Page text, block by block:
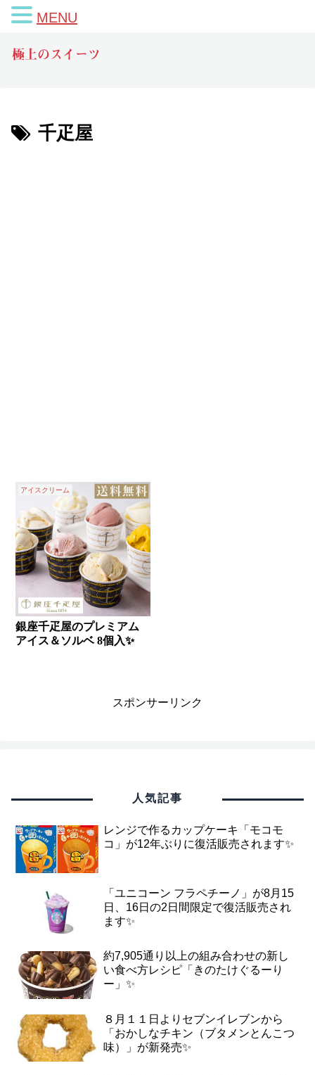
極上のスイーツ
千疋屋
アイスクリーム
銀座千疋屋のプレミアム
アイス＆ソルベ 8個入✨
スポンサーリンク
人気記事
レンジで作るカップケーキ「モコモ
コ」が12年ぶりに復活販売されます✨
「ユニコーン フラペチーノ」が8月15
日、16日の2日間限定で復活販売され
ます✨
約7,905通り以上の組み合わせの新し
い食べ方レシピ「きのたけぐるーり
ー」✨
８月１１日よりセブンイレブンから
「おかしなチキン（ブタメンとんこつ
味）」が新発売✨
MENU